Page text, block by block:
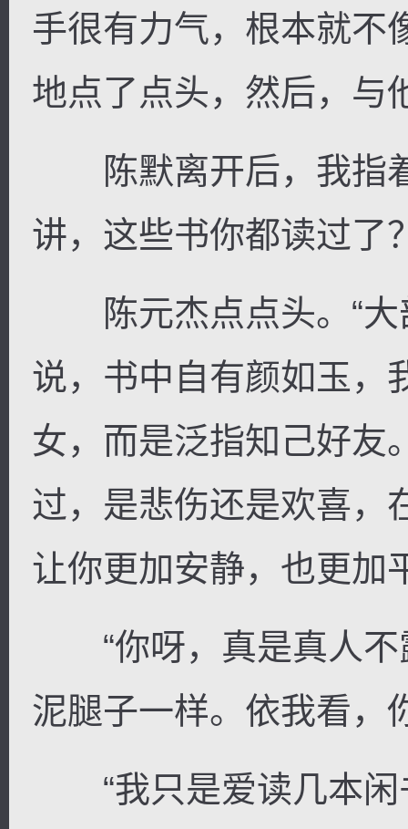
手很有力气，根本就不
地点了点头，然后，与
陈默离开后，我指着
讲，这些书你都读过了
陈元杰点点头。“大
说，书中自有颜如玉，
女，而是泛指知己好友
过，是悲伤还是欢喜，
让你更加安静，也更加
“你呀，真是真人不
泥腿子一样。依我看，
“我只是爱读几本闲